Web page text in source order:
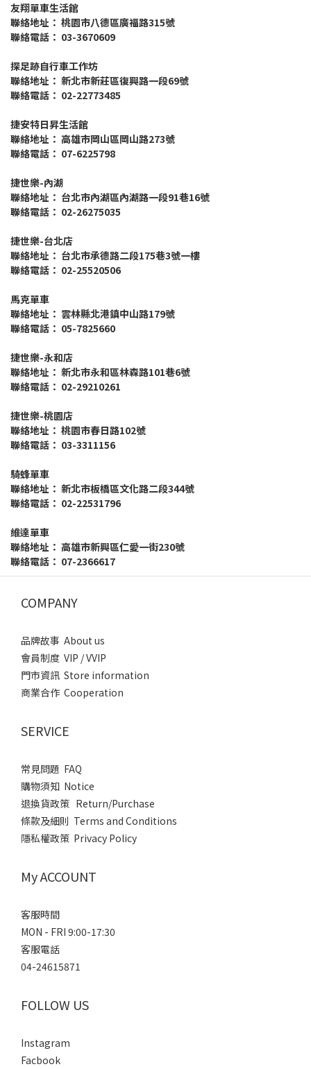
友翔單車生活館
聯絡地址： 桃園市八德區廣福路315號
聯絡電話： 03-3670609
探足跡自行車工作坊
聯絡地址： 新北市新莊區復興路一段69號
聯絡電話： 02-22773485
捷安特日昇生活館
聯絡地址： 高雄市岡山區岡山路273號
聯絡電話： 07-6225798
捷世樂-內湖
聯絡地址： 台北市內湖區內湖路一段91巷16號
聯絡電話： 02-26275035
捷世樂-台北店
聯絡地址： 台北市承德路二段175巷3號一樓
聯絡電話： 02-25520506
馬克單車
聯絡地址： 雲林縣北港鎮中山路179號
聯絡電話： 05-7825660
捷世樂-永和店
聯絡地址： 新北市永和區林森路101巷6號
聯絡電話： 02-29210261
捷世樂-桃園店
聯絡地址： 桃園市春日路102號
聯絡電話： 03-3311156
騎蜂單車
聯絡地址： 新北市板橋區文化路二段344號
聯絡電話： 02-22531796
維達單車
聯絡地址： 高雄市新興區仁愛一街230號
聯絡電話： 07-2366617
COMPANY
品牌故事 About us
會員制度 VIP / VVIP
門市資訊 Store information
商業合作 Cooperation
SERVICE
常見問題 FAQ
購物須知 Notice
退換貨政策 Return/Purchase
條款及細則 Terms and Conditions
隱私權政策 Privacy Policy
My ACCOUNT
客服時間
MON - FRI 9:00-17:30
客服電話
04-24615871
FOLLOW US
Instagram
Facbook